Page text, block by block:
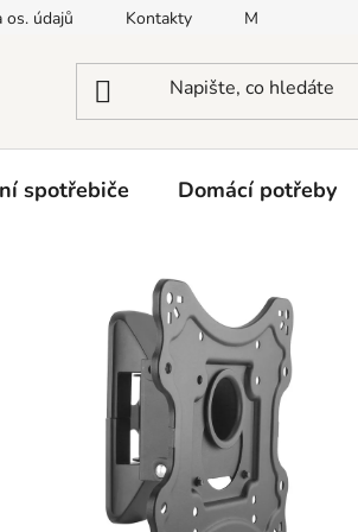
os. údajů Kontakty Moje objednávka
spotřebiče Domácí potřeby